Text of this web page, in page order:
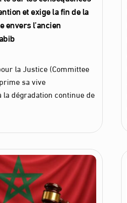
et exige la fin de la
envers l’ancien
la Justice (Committee
sa vive
dégradation continue de